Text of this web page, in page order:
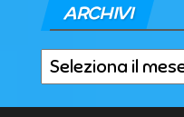
ARCHIVI
Archivi